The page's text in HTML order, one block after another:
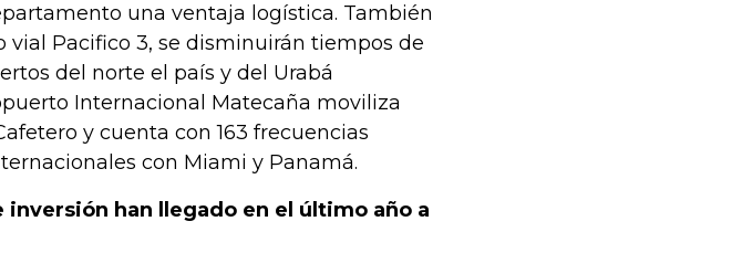
una ventaja logística. También
vial Pacifico 3, se disminuirán tiempos de
del norte el país y del Urabá
Internacional Matecaña moviliza
y cuenta con 163 frecuencias
con Miami y Panamá.
inversión han llegado en el último año a